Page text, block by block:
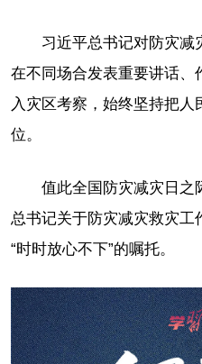
习近平总书记对防灾减
在不同场合发表重要讲话、
入灾区考察，始终坚持把
位。
值此全国防灾减灾日之
总书记关于防灾减灾救灾
“时时放心不下”的嘱托。